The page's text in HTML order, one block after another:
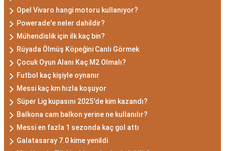
Opel Vivaro hangi motoru kullanıyor?
Powerade'e neler dahildir?
Mühendislik için ilk kaç bin?
Rüyada Ölmüş Köpeğini Canlı Görmek
Çocuk Oyun Alanı Kaç M2 Olmalı?
Futbol kaç kişiyle oynanır
Messi kaç km hızla koşuyor
Süper Lig kupasını 2025'de kim kazandı?
Balkona cam balkon yerine ne kullanılır?
Messi en fazla 1 sezonda kaç gol attı
Galatasaray 7.0 kime yenildi